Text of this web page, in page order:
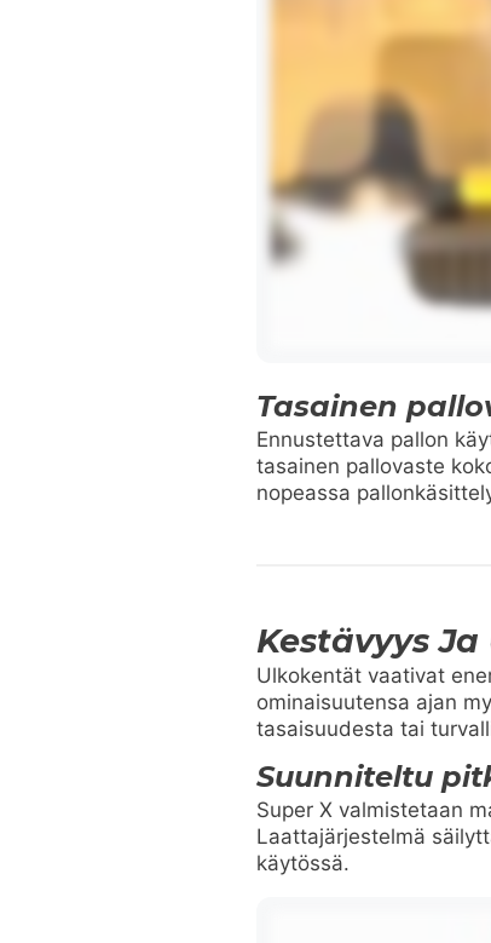
Tasainen
Ennustettava pallon
tasainen pallovaste
nopeassa
Kestävyys
Ulkokentät vaativat
ominaisuutensa ajan
tasaisuudesta tai
Suunniteltu
Super X valmistetaan
Laattajärjestelmä
käytössä.